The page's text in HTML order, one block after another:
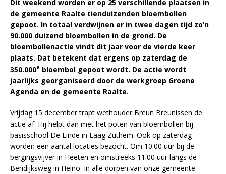
Dit weekend worden er op 25 verschillende plaatsen in
de gemeente Raalte tienduizenden bloembollen
gepoot. In totaal verdwijnen er in twee dagen tijd zo’n
90.000 duizend bloembollen in de grond. De
bloembollenactie vindt dit jaar voor de vierde keer
plaats. Dat betekent dat ergens op zaterdag de
350.000e bloembol gepoot wordt. De actie wordt
jaarlijks georganiseerd door de werkgroep Groene
Agenda en de gemeente Raalte.
Vrijdag 15 december trapt wethouder Breun Breunissen de
actie af. Hij helpt dan met het poten van bloembollen bij
basisschool De Linde in Laag Zuthem. Ook op zaterdag
worden een aantal locaties bezocht. Om 10.00 uur bij de
bergingsvijver in Heeten en omstreeks 11.00 uur langs de
Bendijksweg in Heino. In alle dorpen van onze gemeente